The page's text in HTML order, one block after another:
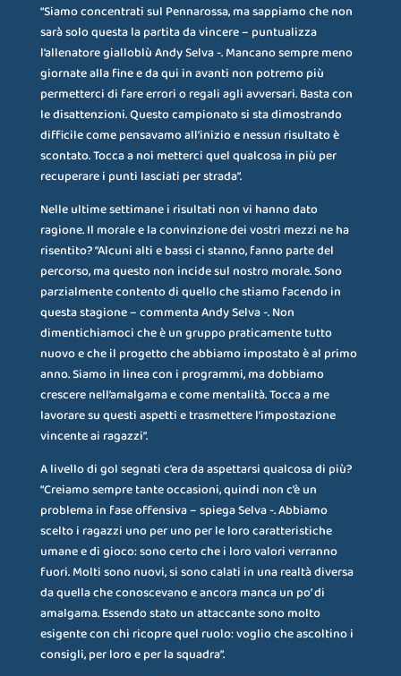
“Siamo concentrati sul Pennarossa, ma sappiamo che non
sarà solo questa la partita da vincere – puntualizza
l’allenatore gialloblù Andy Selva -. Mancano sempre meno
giornate alla fine e da qui in avanti non potremo più
permetterci di fare errori o regali agli avversari. Basta con
le disattenzioni. Questo campionato si sta dimostrando
difficile come pensavamo all’inizio e nessun risultato è
scontato. Tocca a noi metterci quel qualcosa in più per
recuperare i punti lasciati per strada”.
Nelle ultime settimane i risultati non vi hanno dato
ragione. Il morale e la convinzione dei vostri mezzi ne ha
risentito? “Alcuni alti e bassi ci stanno, fanno parte del
percorso, ma questo non incide sul nostro morale. Sono
parzialmente contento di quello che stiamo facendo in
questa stagione – commenta Andy Selva -. Non
dimentichiamoci che è un gruppo praticamente tutto
nuovo e che il progetto che abbiamo impostato è al primo
anno. Siamo in linea con i programmi, ma dobbiamo
crescere nell’amalgama e come mentalità. Tocca a me
lavorare su questi aspetti e trasmettere l’impostazione
vincente ai ragazzi”.
A livello di gol segnati c’era da aspettarsi qualcosa di più?
“Creiamo sempre tante occasioni, quindi non c’è un
problema in fase offensiva – spiega Selva -. Abbiamo
scelto i ragazzi uno per uno per le loro caratteristiche
umane e di gioco: sono certo che i loro valori verranno
fuori. Molti sono nuovi, si sono calati in una realtà diversa
da quella che conoscevano e ancora manca un po’ di
amalgama. Essendo stato un attaccante sono molto
esigente con chi ricopre quel ruolo: voglio che ascoltino i
consigli, per loro e per la squadra”.